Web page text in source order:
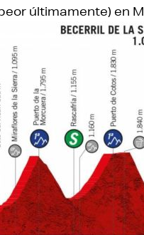
últimamente) en